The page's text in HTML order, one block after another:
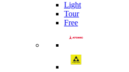
Light
Tour
Free